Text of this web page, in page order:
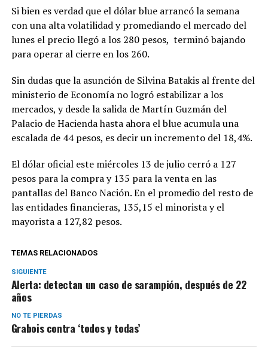
Si bien es verdad que el dólar blue arrancó la semana
con una alta volatilidad y promediando el mercado del
lunes el precio llegó a los 280 pesos, terminó bajando
para operar al cierre en los 260.
Sin dudas que la asunción de Silvina Batakis al frente del
ministerio de Economía no logró estabilizar a los
mercados, y desde la salida de Martín Guzmán del
Palacio de Hacienda hasta ahora el blue acumula una
escalada de 44 pesos, es decir un incremento del 18,4%.
El dólar oficial este miércoles 13 de julio cerró a 127
pesos para la compra y 135 para la venta en las
pantallas del Banco Nación. En el promedio del resto de
las entidades financieras, 135,15 el minorista y el
mayorista a 127,82 pesos.
TEMAS RELACIONADOS
SIGUIENTE
Alerta: detectan un caso de sarampión, después de 22
años
NO TE PIERDAS
Grabois contra ‘todos y todas’